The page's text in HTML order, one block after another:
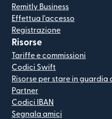
Remitly Business
Effettua l'accesso
Registrazione
Risorse
Tariffe e commissioni
Codici Swift
Risorse per stare in
Partner
Codici IBAN
Segnala amici